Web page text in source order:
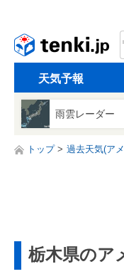
天気予報
雨雲レーダー
トップ 過去天気(ア
栃木県のア